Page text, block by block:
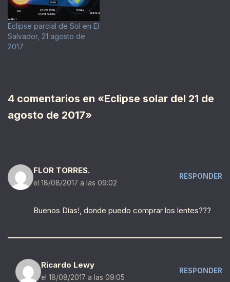
Eclipse parcial de Sol en El
Salvador, 21 agosto de
2017
4 comentarios en «Eclipse solar del 21 de
agosto de 2017»
FLOR TORRES.
el 18/08/2017 a las 09:02
RESPONDER
Buenos Días!, donde puedo comprar los lentes???
Ricardo Lewy
el 18/08/2017 a las 09:05
RESPONDER